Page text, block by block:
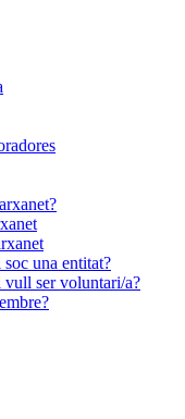
una entitat?
vull ser voluntari/a?